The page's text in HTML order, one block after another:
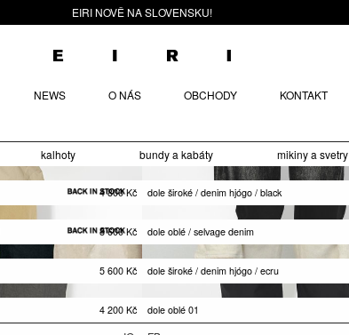
EIRI NOVĚ NA SLOVENSKU!
NEWS O NÁS OBCHODY KONTAKT
kalhoty bundy a kabáty mikiny a svetry
4 800Kč dole široké / denim hjógo / black
8 600Kč dole oblé / selvage denim
5 600 Kč dole široké / denim hjógo / ecru
4 200 Kč dole oblé 01